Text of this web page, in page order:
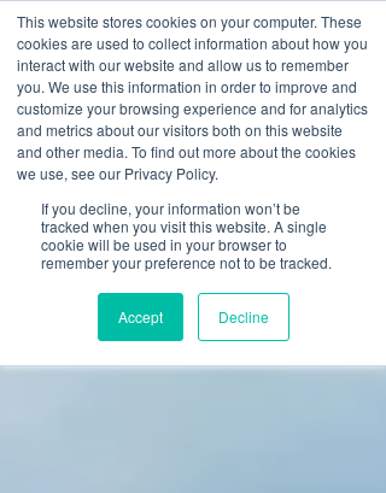
This website stores cookies on your computer. These
cookies are used to collect information about how you
interact with our website and allow us to remember
you. We use this information in order to improve and
customize your browsing experience and for analytics
and metrics about our visitors both on this website
and other media. To find out more about the cookies
we use, see our Privacy Policy.
If you decline, your information won’t be
tracked when you visit this website. A single
cookie will be used in your browser to
remember your preference not to be tracked.
Accept Decline